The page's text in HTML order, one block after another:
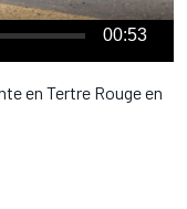
00:53
en Tertre Rouge en